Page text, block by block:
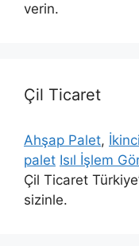
verin.
Çil Ticaret
Ahşap Palet,
palet Isıl İşlem
Çil Ticaret
sizinle.